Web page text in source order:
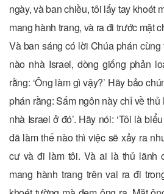
ngày, và ban chiều, tôi lấy tay khoét
mang hành trang, và ra đi trước mặt
Và ban sáng có lời Chúa phán cùng
nào nhà Israel, dòng giống phản
rằng: ‘Ông làm gì vậy?’ Hãy bảo
phán rằng: Sấm ngôn này chỉ về
nhà Israel ở đó’. Hãy nói: ‘Tôi là
đã làm thế nào thì việc sẽ xảy ra
cư và đi làm tôi. Và ai là thủ lãnh
mang hành trang trên vai ra đi